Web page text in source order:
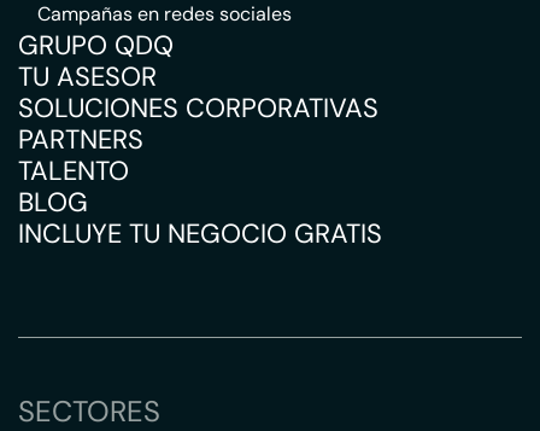
Campañas en redes sociales
GRUPO QDQ
TU ASESOR
SOLUCIONES CORPORATIVAS
PARTNERS
TALENTO
BLOG
INCLUYE TU NEGOCIO GRATIS
SECTORES